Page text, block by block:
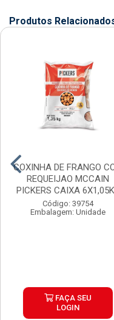
Produtos
COXINHA DE FRANGO
REQUEIJAO MCCAIN
PICKERS CAIXA
Código: 39754
Embalagem: Unidade
FAÇA SEU
LOGIN